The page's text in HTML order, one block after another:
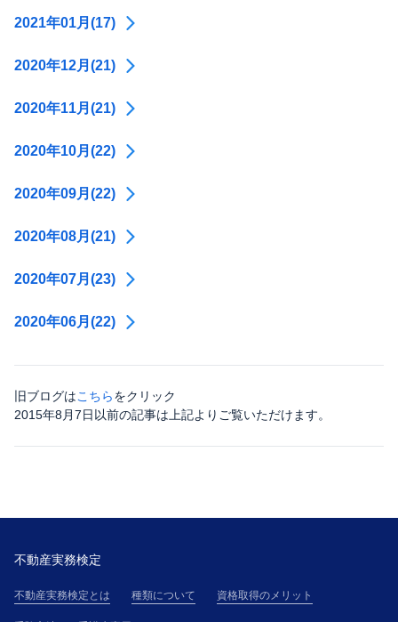
2021年01月(17)
2020年12月(21)
2020年11月(21)
2020年10月(22)
2020年09月(22)
2020年08月(21)
2020年07月(23)
2020年06月(22)
旧ブログはこちらをクリック
2015年8月7日以前の記事は上記よりご覧いただけます。
不動産実務検定
不動産実務検定とは 種類について 資格取得のメリット